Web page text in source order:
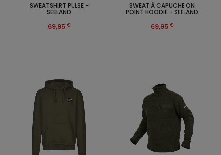
SWEATSHIRT PULSE -
SEELAND
69,95 €
SWEAT À CAPUCHE ON
POINT HOODIE - SEELAND
69,95 €